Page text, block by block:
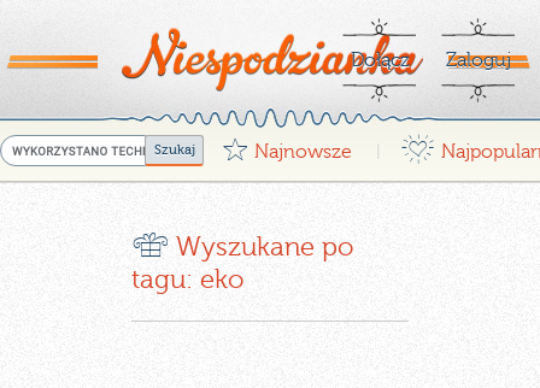
Dołącz Zaloguj
G Najnowsze ¤
r Wyszukane po
tagu: eko